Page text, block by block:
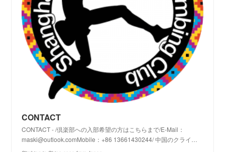
CONTACT
CONTACT - /倶楽部への入部希望の方はこちらまで/E-Mail：
maski@outlook.comMobile：+86 13661430244/ 中国のクライ…